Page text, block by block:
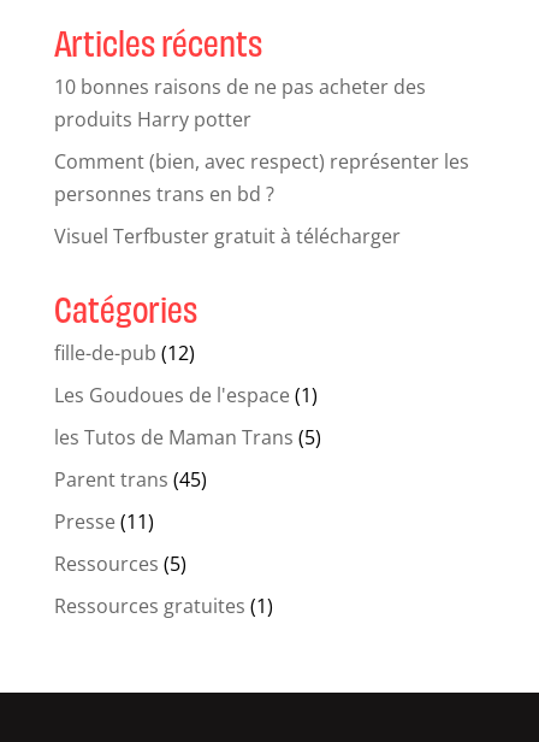
Articles récents
10 bonnes raisons de ne pas acheter des
produits Harry potter
Comment (bien, avec respect) représenter les
personnes trans en bd ?
Visuel Terfbuster gratuit à télécharger
Catégories
fille-de-pub (12)
Les Goudoues de l'espace(1)
les Tutos de Maman Trans (5)
Parent trans (45)
Presse(11)
Ressources (5)
Ressources gratuites (1)